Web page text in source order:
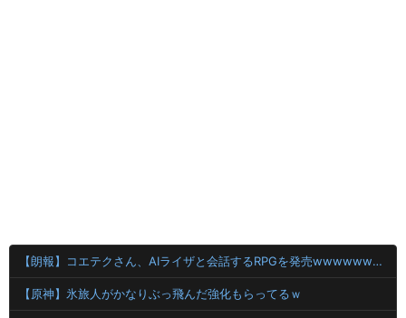
【朗報】コエテクさん、AIライザと会話するRPGを発売wwwwwwwwwwww
【原神】氷旅人がかなりぶっ飛んだ強化もらってるｗ